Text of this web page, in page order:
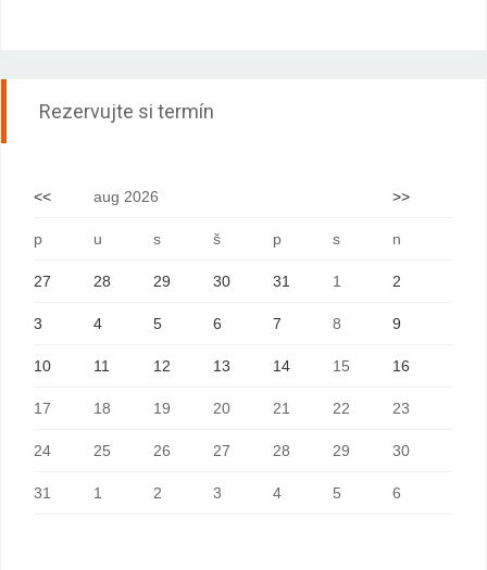
Rezervujte si termín
<< aug 2026 >>
p u s š p s n
27 28 29 30 31 1 2
3 4 5 6 7 8 9
10 11 12 13 14 15 16
17 18 19 20 21 22 23
24 25 26 27 28 29 30
31 1 2 3 4 5 6